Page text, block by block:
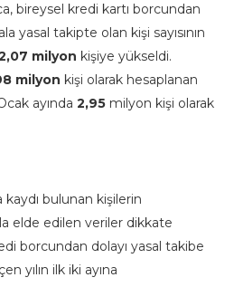
bireysel kredi kartı borcundan
yasal takipte olan kişi sayısının
milyon kişiye yükseldi.
milyon kişi olarak hesaplanan
ayında 2,95 milyon kişi olarak
kaydı bulunan kişilerin
elde edilen veriler dikkate
borcundan dolayı yasal takibe
yılın ilk iki ayına